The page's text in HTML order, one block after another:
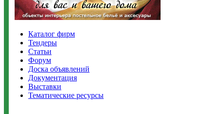
Каталог фирм
Тендеры
Статьи
Форум
Доска объявлений
Документация
Выставки
Тематические ресурсы